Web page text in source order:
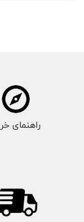
راهنمای